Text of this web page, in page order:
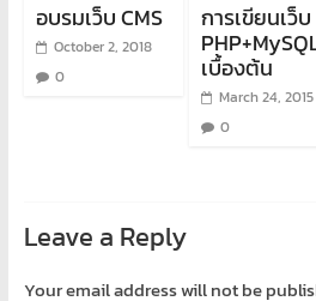
อบรมเว็บ CMS
October 2, 2018
0
การเขียนเว็บ
เบื้องต้น
March 24, 2015
0
Leave a Reply
Your email address will not be